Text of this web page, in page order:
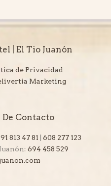
| El Tio Juanón
de Privacidad
Marketing
Contacto
91 813 47 81
608 277 123
694 458 529